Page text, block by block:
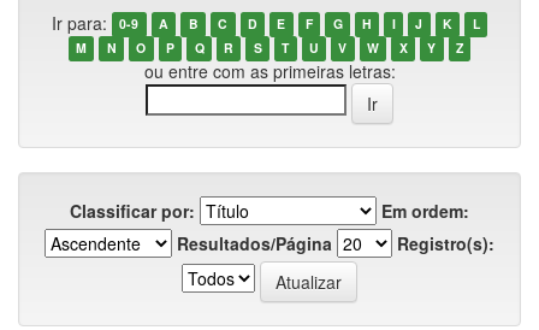
Ir para: 0-9 A B C D E F G H I J K
L
M
N O P Q R S T U V W X Y Z
ou entre com as primeiras letras:
Classificar por:
Em ordem:
Resultados/Página
Registro(s):